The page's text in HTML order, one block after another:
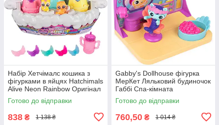
Набір Хетчімалс кошика з
фігурками в яйцях Hatchimals
Alive Neon Rainbow Оригінал
Готово до відправки
838 ₴ 1 138 ₴
Gabby's Dollhouse фігурка
МерКет Ляльковий будиночок
Габбі Спа-кімната
Готово до відправки
760,50 ₴ 1 014 ₴